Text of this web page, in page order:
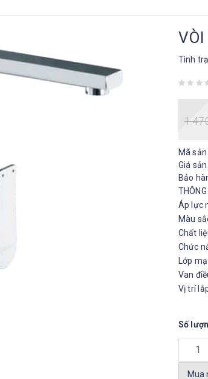
VÒI
Tình
Mã
Giá
Bảo
Áp lực
Màu
Chất
Chức
Lớp mạ
Van
Vị trí
Số
Mua